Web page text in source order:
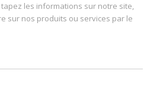
les informations sur notre site,
sur nos produits ou services par le